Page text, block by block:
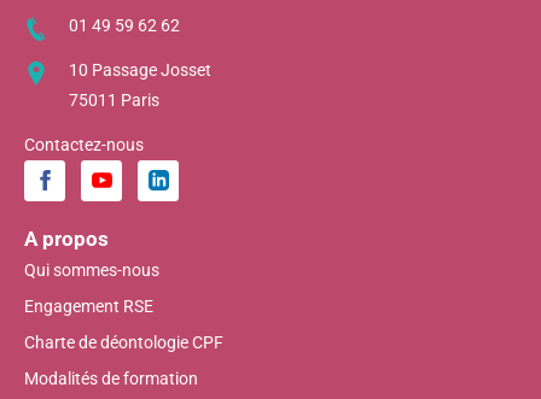
01 49 59 62 62
10 Passage Josset
75011 Paris
Contactez-nous
A propos
Qui sommes-nous
Engagement RSE
Charte de déontologie CPF
Modalités de formation